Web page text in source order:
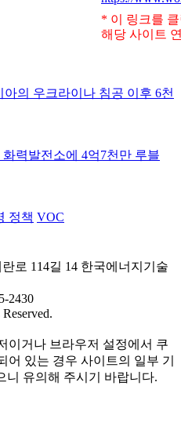
* 이 링크를
해당 사이트
의 우크라이나 침공 이후 6천
력발전소에 4억7천만 루블
정책 VOC
로 114길 14 한국에너지기술
2430
이거나 브라우저 설정에서 쿠
있는 경우 사이트의 일부 기
니 유의해 주시기 바랍니다.